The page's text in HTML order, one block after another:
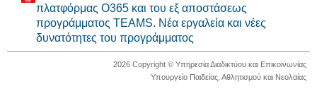
πλατφόρμας O365 και του εξ αποστάσεως
προγράμματος TEAMS. Νέα εργαλεία και νέες
δυνατότητες του προγράμματος
2026 Copyright © Υπηρεσία Διαδικτύου και Επικοινωνίας
Υπουργείο Παιδείας, Αθλητισμού και Νεολαίας